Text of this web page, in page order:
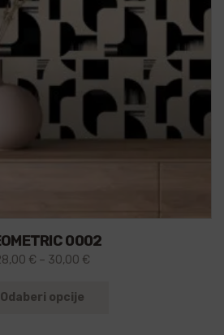
0002
€ – 30,00 €
Odaberi opcije